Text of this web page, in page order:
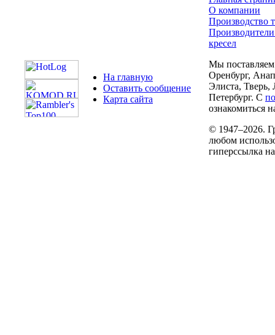
На главную
Оставить сообщение
Карта сайта
О компании
Производство
кресел
Мы поставляем
Оренбург,
Элиста, Тверь,
Петербург. С
ознакомиться
© 1947–2026.
любом
гиперссылка